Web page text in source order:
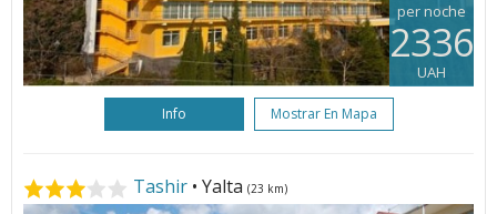
per noche
2336
UAH
Info Mostrar En Mapa
Tashir • Yalta (23 km)